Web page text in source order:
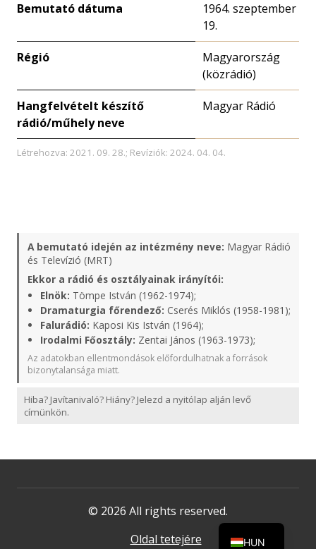
Bemutató dátuma
1964. szeptember
19.
Régió
Magyarország
(közrádió)
Hangfelvételt készítő
rádió/műhely neve
Magyar Rádió
Létrehozva: 2021. 09. 28.; Revíziók: 2024. 04. 04.
A bemutató idején az intézmény neve: Magyar Rádió
és Televízió (MRT)
Ekkor a rádió és osztályainak irányítói:
Elnök: Tömpe István (1962-1974);
Dramaturgia főrendező: Cserés Miklós (1958-1981);
Falurádió: Kaposi Kis István (1964);
Irodalmi Főosztály: Zentai János (1963-1973);
Az adatokban ellentmondások előfordulhatnak a források
bizonytalansága miatt.
Hiba? Javítanivaló? Hiány? Jelezd a nyitólap alján levő
címünkön.
© 2026 All rights reserved.
Oldal tetejére
HUN